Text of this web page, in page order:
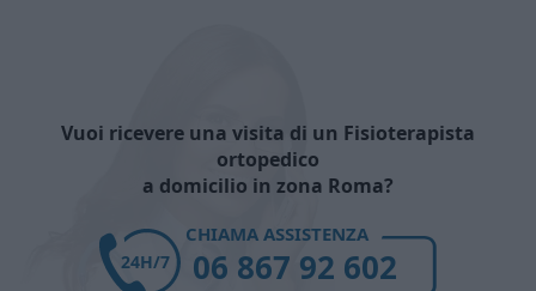
Vuoi ricevere una visita di un Fisioterapista
ortopedico
a domicilio in zona Roma?
CHIAMA ASSISTENZA
06 867 92 602
24H/7